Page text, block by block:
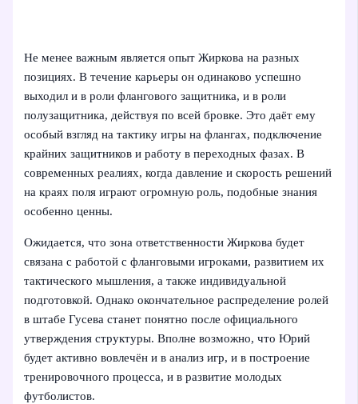
Не менее важным является опыт Жиркова на разных
позициях. В течение карьеры он одинаково успешно
выходил и в роли флангового защитника, и в роли
полузащитника, действуя по всей бровке. Это даёт ему
особый взгляд на тактику игры на флангах, подключение
крайних защитников и работу в переходных фазах. В
современных реалиях, когда давление и скорость решений
на краях поля играют огромную роль, подобные знания
особенно ценны.
Ожидается, что зона ответственности Жиркова будет
связана с работой с фланговыми игроками, развитием их
тактического мышления, а также индивидуальной
подготовкой. Однако окончательное распределение ролей
в штабе Гусева станет понятно после официального
утверждения структуры. Вполне возможно, что Юрий
будет активно вовлечён и в анализ игр, и в построение
тренировочного процесса, и в развитие молодых
футболистов.